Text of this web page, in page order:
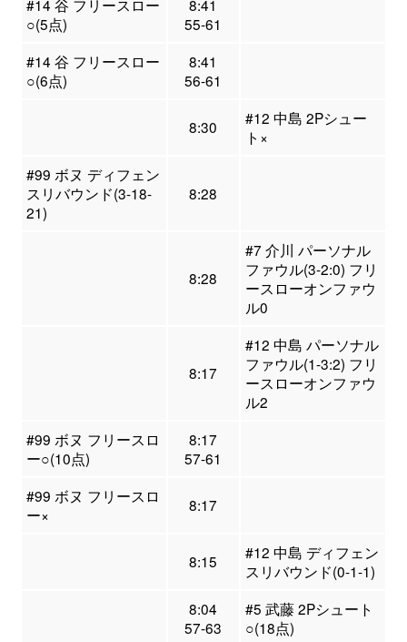
#14 谷 フリースロー
○(5点)
8:41
55-61
#14 谷 フリースロー
○(6点)
8:41
56-61
8:30
#12 中島 2Pシュー
ト×
#99 ボヌ ディフェン
スリバウンド(3-18-
21)
8:28
8:28
#7 介川 パーソナル
ファウル(3-2:0) フリ
ースローオンファウ
ル0
8:17
#12 中島 パーソナル
ファウル(1-3:2) フリ
ースローオンファウ
ル2
#99 ボヌ フリースロ
ー○(10点)
8:17
57-61
#99 ボヌ フリースロ
ー×
8:17
8:15
#12 中島 ディフェン
スリバウンド(0-1-1)
8:04
57-63
#5 武藤 2Pシュート
○(18点)